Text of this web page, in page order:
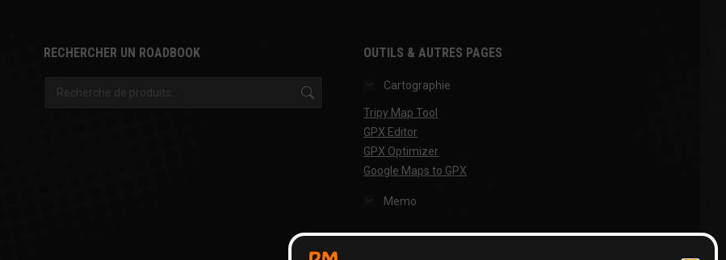
RECHERCHER UN ROADBOOK OUTILS & AUTRES PAGES
Cartographie
Tripy Map Tool
GPX Editor
GPX Optimizer
Google Maps to GPX
Memo